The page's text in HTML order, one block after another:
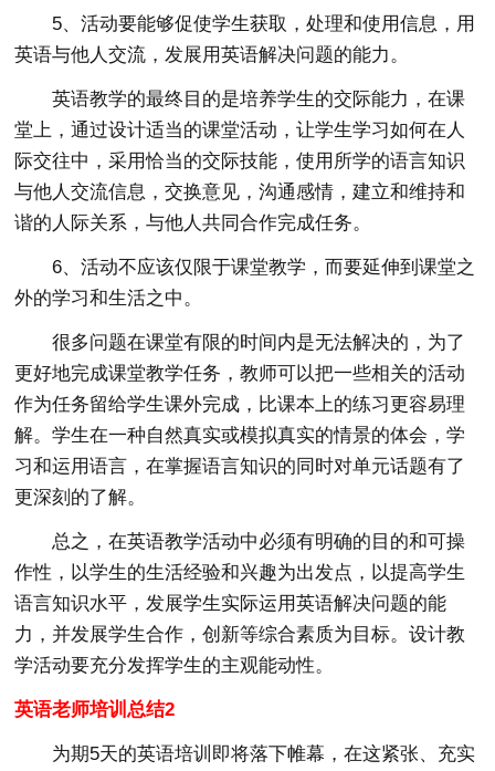
5、活动要能够促使学生获取，处理和使用信息，用
英语与他人交流，发展用英语解决问题的能力。
英语教学的最终目的是培养学生的交际能力，在课
堂上，通过设计适当的课堂活动，让学生学习如何在人
际交往中，采用恰当的交际技能，使用所学的语言知识
与他人交流信息，交换意见，沟通感情，建立和维持和
谐的人际关系，与他人共同合作完成任务。
6、活动不应该仅限于课堂教学，而要延伸到课堂之
外的学习和生活之中。
很多问题在课堂有限的时间内是无法解决的，为了
更好地完成课堂教学任务，教师可以把一些相关的活动
作为任务留给学生课外完成，比课本上的练习更容易理
解。学生在一种自然真实或模拟真实的情景的体会，学
习和运用语言，在掌握语言知识的同时对单元话题有了
更深刻的了解。
总之，在英语教学活动中必须有明确的目的和可操
作性，以学生的生活经验和兴趣为出发点，以提高学生
语言知识水平，发展学生实际运用英语解决问题的能
力，并发展学生合作，创新等综合素质为目标。设计教
学活动要充分发挥学生的主观能动性。
英语老师培训总结2
为期5天的英语培训即将落下帷幕，在这紧张、充实